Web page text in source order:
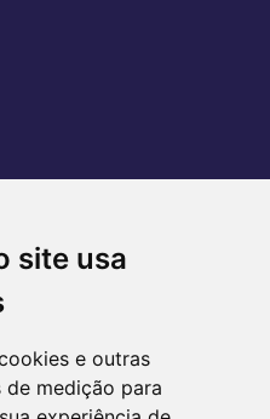
site usa
e outras
medição para
de Aguiar, n.º 128, 1050-